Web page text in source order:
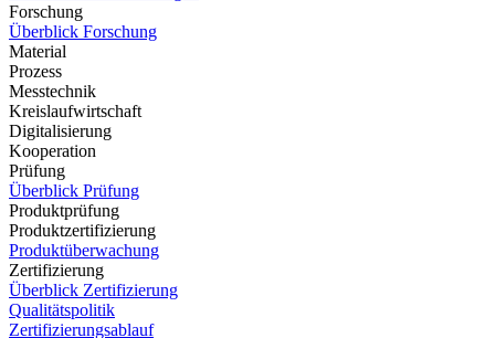
Forschung
Überblick Forschung
Material
Prozess
Messtechnik
Kreislaufwirtschaft
Digitalisierung
Kooperation
Prüfung
Überblick Prüfung
Produktprüfung
Produktzertifizierung
Produktüberwachung
Zertifizierung
Überblick Zertifizierung
Qualitätspolitik
Zertifizierungsablauf